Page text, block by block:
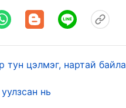
минь байгааг
бөгөөд ажил
болсон юм. Би шалан
хайхардаг
Нөхцөл байдалд
тун цэлмэг, нартай
нь